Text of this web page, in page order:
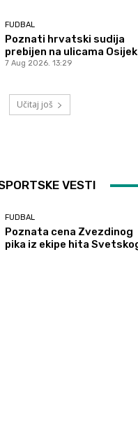
FUDBAL
Poznati hrvatski sudija
prebijen na ulicama
7 Aug 2026. 13:29
Učitaj još